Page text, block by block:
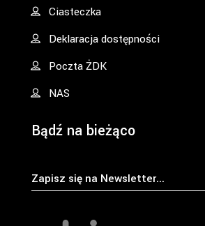
Ciasteczka
Deklaracja dostępności
Poczta ŻDK
NAS
Bądź na bieżąco